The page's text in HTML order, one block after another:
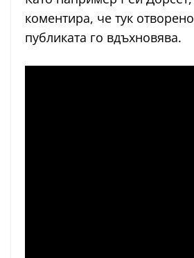
коментира, че тук
публиката го вдъхновява.